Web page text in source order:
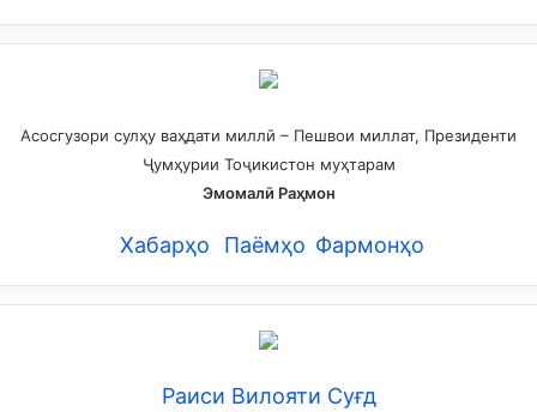
Асосгузори сулҳу ваҳдати миллӣ – Пешвои миллат, Президенти
Ҷумҳурии Тоҷикистон муҳтарам
Эмомалӣ Раҳмон
Хабарҳо Паёмҳо Фармонҳо
Раиси Вилояти Суғд